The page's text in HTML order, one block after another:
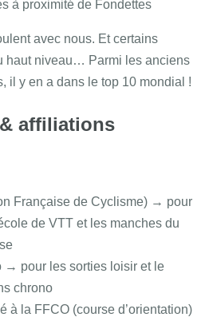
à proximité de Fondettes
avec nous. Et certains
haut niveau… Parmi les anciens
il y en a dans le top 10 mondial !
affiliations
Française de Cyclisme) → pour
de VTT et les manches du
→ pour les sorties loisir et le
chrono
à la FFCO (course d’orientation)